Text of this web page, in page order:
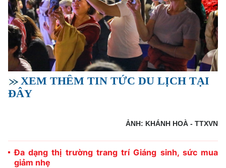
XEM THÊM TIN TỨC DU LỊCH TẠI
ĐÂY
ẢNH: KHÁNH HOÀ - TTXVN
Đa dạng thị trường trang trí Giáng sinh, sức mua
giảm nhẹ